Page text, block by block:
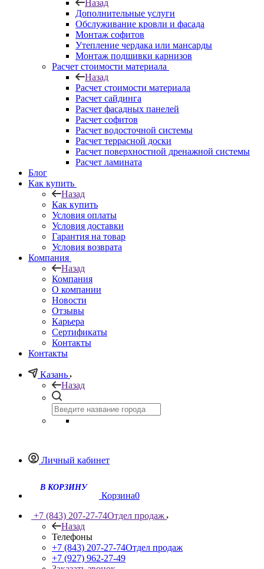
Назад
Дополнительные услуги
Обслуживание кровли и фасада
Монтаж софитов
Утепление чердака или мансарды
Монтаж подшивки карнизов
Расчет стоимости материала
Назад
Расчет стоимости материала
Расчет сайдинга
Расчет фасадных панелей
Расчет софитов
Расчет водосточной системы
Расчет террасной доски
Расчет поверхностной дренажной системы
Расчет ламината
Блог
Как купить
Назад
Как купить
Условия оплаты
Условия доставки
Гарантия на товар
Условия возврата
Компания
Назад
Компания
О компании
Новости
Отзывы
Карьера
Сертификаты
Контакты
Контакты
Казань
Назад
Личный кабинет
Корзина0
+7 (843) 207-27-74Отдел продаж
Назад
Телефоны
+7 (843) 207-27-74Отдел продаж
+7 (927) 962-27-49